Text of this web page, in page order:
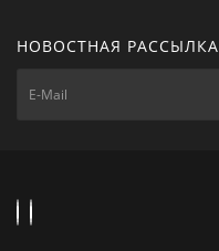
НОВОСТНАЯ РАССЫЛКА